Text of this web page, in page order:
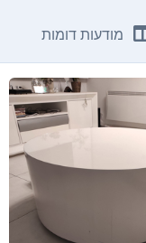
מודעות דומות